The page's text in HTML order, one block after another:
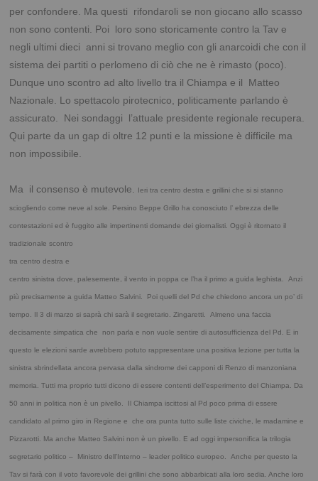
per confondere. Ma questi rifondaroli se non giocano allo scasso
non sono contenti. Poi loro sono storicamente contro la Tav e
negli ultimi dieci anni si trovano meglio con gli anarcoidi che con il
sistema dei partiti o perlomeno di ciò che ne è rimasto (poco).
Dunque uno scontro ad alto livello tra il Chiampa e il Matteo
Nazionale. Lo spettacolo pirotecnico, politicamente parlando è
assicurato. Nei sondaggi l’attuale presidente regionale recupera.
Qui parte da un gap di oltre 12 punti e la missione è difficile ma
non impossibile.
Ma il consenso è mutevole. Ieri tra centro destra e grillini che si si stanno
sciogliendo come neve al sole. Persino Beppe Grillo ha conosciuto l’ ebrezza delle
contestazioni ed è fuggito alle impertinenti domande dei giornalisti. Oggi è ritornato il
tradizionale scontro
tra centro destra e
centro sinistra dove, palesemente, il vento in poppa ce l’ha il primo a guida leghista. Anzi
più precisamente a guida Matteo Salvini. Poi quelli del Pd che chiedono ancora un po’ di
tempo. Il 3 di marzo si saprà chi sarà il segretario. Zingaretti. Almeno una faccia
decisamente simpatica che non parla e non vuole sentire di autosufficienza del Pd. E in
questo le elezioni sarde avrebbero potuto rappresentare una positiva lezione per tutta la
sinistrasbrindellata ancora pervasa dalla sindrome dei capponi di Renzo di manzoniana
memoria. Tutti ma proprio tutti dicono di essere contenti dell’esperimento del Chiampa. Da
50 anni in politica non è un pivello. Il Chiampa iscittosi al Pd poco prima di essere
candidato al primo giro in Regione e che ora punta tutto sulle liste civiche, le madamine e
Pizzarotti. Ma anche Matteo Salvini non è un pivello. E ad oggi impersonifica la trilogia
segretario politico – Ministro dell’Interno – leader politico europeo. Anche per questo la
Tav si farà con il voto favorevole dei grillini che sono abbarbicati alla loro sedia. Anche loro